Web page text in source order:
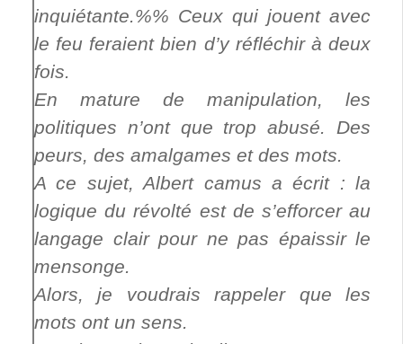
inquiétante.%% Ceux qui jouent avec
le feu feraient bien d’y réfléchir à deux
fois.
En mature de manipulation, les
politiques n’ont que trop abusé. Des
peurs, des amalgames et des mots.
A ce sujet, Albert camus a écrit : la
logique du révolté est de s’efforcer au
langage clair pour ne pas épaissir le
mensonge.
Alors, je voudrais rappeler que les
mots ont un sens.